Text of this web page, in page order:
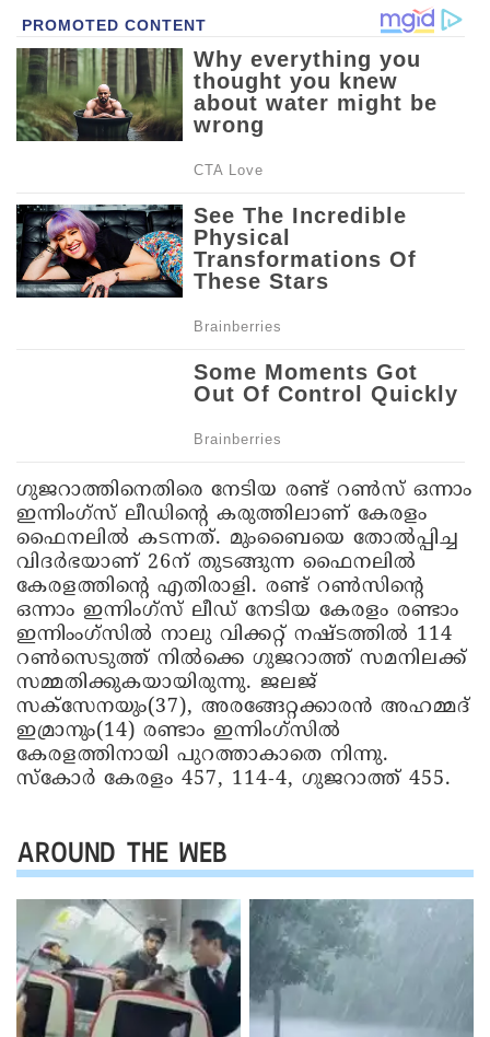
ഗുജറാത്തിനെതിരെ നേടിയ രണ്ട് റണ്‍സ് ഒന്നാം
ഇന്നിംഗ്‌സ് ലീഡിന്റെ കരുത്തിലാണ് കേരളം
ഫൈനലില്‍ കടന്നത്. മുംബൈയെ തോല്‍പ്പിച്ച
വിദര്‍ഭയാണ് 26ന് തുടങ്ങുന്ന ഫൈനലില്‍
കേരളത്തിന്റെ എതിരാളി. രണ്ട് റണ്‍സിന്റെ
ഒന്നാം ഇന്നിംഗ്‌സ് ലീഡ് നേടിയ കേരളം രണ്ടാം
ഇന്നിംംഗ്‌സില്‍ നാലു വിക്കറ്റ് നഷ്ടത്തില്‍ 114
റണ്‍സെടുത്ത് നില്‍ക്കെ ഗുജറാത്ത് സമനിലക്ക്
സമ്മതിക്കുകയായിരുന്നു. ജലജ്
സക്‌സേനയും(37), അരങ്ങേറ്റക്കാരന്‍ അഹമ്മദ്
ഇമ്രാനും(14) രണ്ടാം ഇന്നിംഗ്‌സില്‍
കേരളത്തിനായി പുറത്താകാതെ നിന്നു.
സ്‌കോര്‍ കേരളം 457, 114-4, ഗുജറാത്ത് 455.
AROUND THE WEB